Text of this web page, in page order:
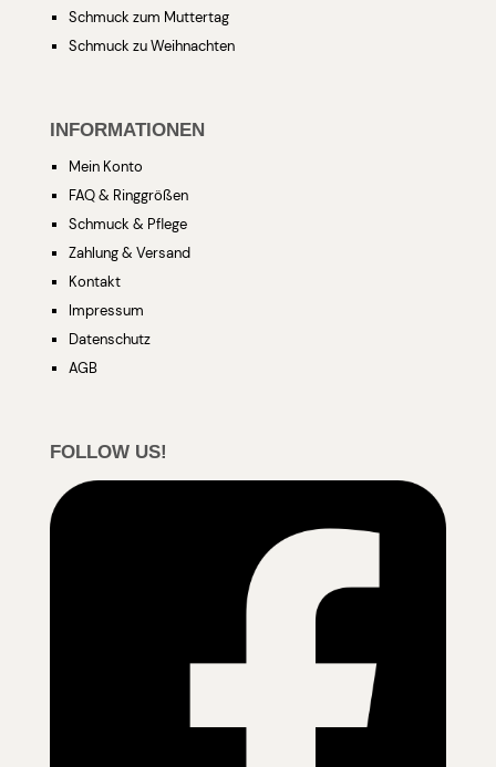
Schmuck zum Muttertag
Schmuck zu Weihnachten
INFORMATIONEN
Mein Konto
FAQ & Ringgrößen
Schmuck & Pflege
Zahlung & Versand
Kontakt
Impressum
Datenschutz
AGB
FOLLOW US!